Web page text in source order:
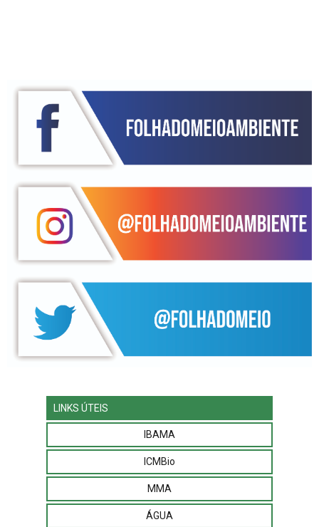
LINKS ÚTEIS
IBAMA
ICMBio
MMA
ÁGUA